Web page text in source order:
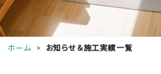
ホーム お知らせ＆施工実績一覧